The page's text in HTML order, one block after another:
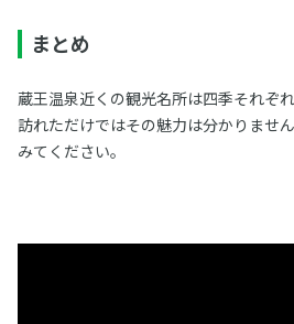
まとめ
蔵王温泉近くの観光名所は四季それぞ
訪れただけではその魅力は分かりませ
みてください。